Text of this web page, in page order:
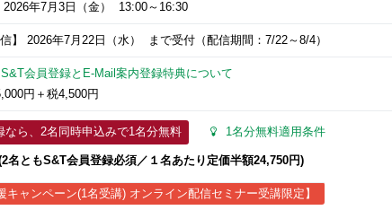
2026年7月3日 （金） 13:00～16:30
】 2026年7月22日 （水） まで受付（配信期間：7/22～8/4）
S&T会員登録とE-Mail案内登録特典について
円＋税4,500円
なら、2名同時申込みで1名分無料 1名分無料適用条件
名ともS&T会員登録必須／１名あたり定価半額24,750円)
キャンペーン(1名受講) オンライン配信セミナー受講限定】